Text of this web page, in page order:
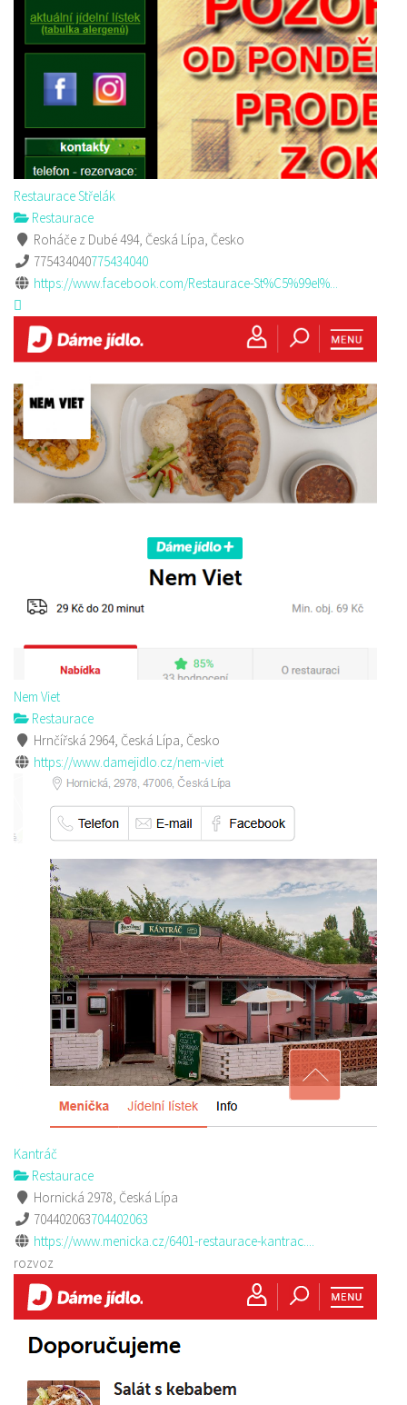
Restaurace Střelák
Restaurace
Roháče z Dubé 494, Česká Lípa, Česko
775434040775434040
https://www.facebook.com/Restaurace-St%C5%99el%...
Nem Viet
Restaurace
Hrnčířská 2964, Česká Lípa, Česko
https://www.damejidlo.cz/nem-viet
Kantráč
Restaurace
Hornická 2978, Česká Lípa
704402063704402063
https://www.menicka.cz/6401-restaurace-kantrac....
rozvoz